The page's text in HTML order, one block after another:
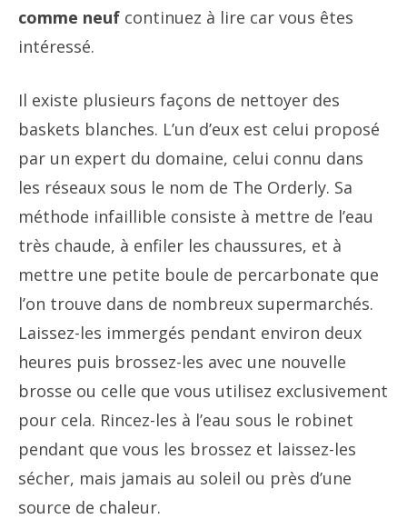
comme neuf continuez à lire car vous êtes
intéressé.
Il existe plusieurs façons de nettoyer des
baskets blanches. L’un d’eux est celui proposé
par un expert du domaine, celui connu dans
les réseaux sous le nom de The Orderly. Sa
méthode infaillible consiste à mettre de l’eau
très chaude, à enfiler les chaussures, et à
mettre une petite boule de percarbonate que
l’on trouve dans de nombreux supermarchés.
Laissez-les immergés pendant environ deux
heures puis brossez-les avec une nouvelle
brosse ou celle que vous utilisez exclusivement
pour cela. Rincez-les à l’eau sous le robinet
pendant que vous les brossez et laissez-les
sécher, mais jamais au soleil ou près d’une
source de chaleur.